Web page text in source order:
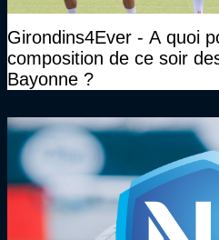
Girondins4Ever - A quoi
composition de ce soir
Bayonne ?